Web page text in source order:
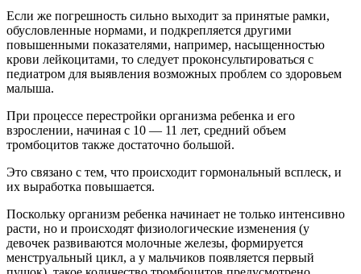
Если же погрешность сильно выходит за принятые рамки,
обусловленные нормами, и подкрепляется другими
повышенными показателями, например, насыщенностью
крови лейкоцитами, то следует проконсультироваться с
педиатром для выявления возможных проблем со здоровьем
малыша.
При процессе перестройки организма ребенка и его
взрослении, начиная с 10 — 11 лет, средний объем
тромбоцитов также достаточно большой.
Это связано с тем, что происходит гормональный всплеск, и
их выработка повышается.
Поскольку организм ребенка начинает не только интенсивно
расти, но и происходят физиологические изменения (у
девочек развиваются молочные железы, формируется
менструальный цикл, а у мальчиков появляется первый